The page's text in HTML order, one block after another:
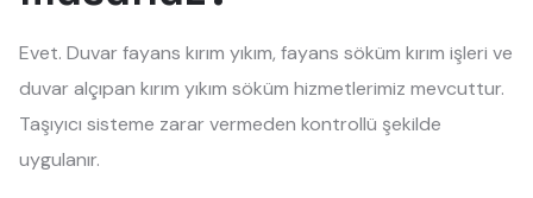
Evet. Duvar fayans kırım yıkım, fayans söküm kırım işleri ve
duvar alçıpan kırım yıkım söküm hizmetlerimiz mevcuttur.
Taşıyıcı sisteme zarar vermeden kontrollü şekilde
uygulanır.